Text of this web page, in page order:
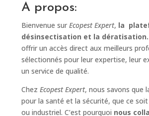
A propos:
Bienvenue sur Ecopest Expert, la
désinsectisation et la dératisation.
offrir un accès direct aux meilleurs
sélectionnés pour leur expertise, leur
un service de qualité.
Chez Ecopest Expert, nous savons que
pour la santé et la sécurité, que ce
ou industriel. C’est pourquoi nous